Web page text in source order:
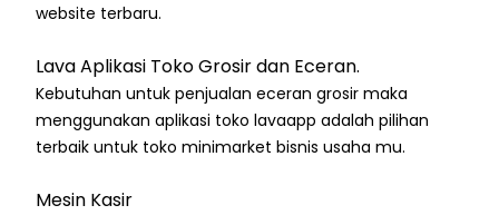
website terbaru.
Lava Aplikasi Toko Grosir dan Eceran.
Kebutuhan untuk penjualan eceran grosir maka
menggunakan aplikasi toko lavaapp adalah pilihan
terbaik untuk toko minimarket bisnis usaha mu.
Mesin Kasir